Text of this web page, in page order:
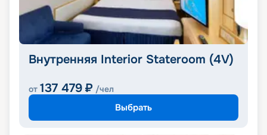
Внутренняя Interior Stateroom (4V)
от 137 479 ₽ /чел
Выбрать